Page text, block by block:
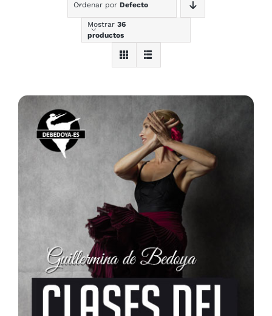
Ordenar por Defecto
Mostrar 36
productos